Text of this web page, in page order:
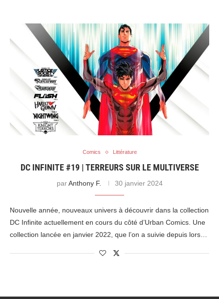
Comics Littérature
DC INFINITE #19 | TERREURS SUR LE MULTIVERSE
parAnthony F. 30 janvier 2024
Nouvelle année, nouveaux univers à découvrir dans la collection
DC Infinite actuellement en cours du côté d’Urban Comics. Une
collection lancée en janvier 2022, que l’on a suivie depuis lors…